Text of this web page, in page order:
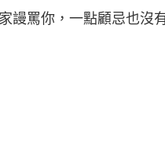
罵你，一點顧忌也沒有